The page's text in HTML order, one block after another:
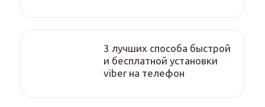
3 лучших способа быстрой
и бесплатной установки
viber на телефон